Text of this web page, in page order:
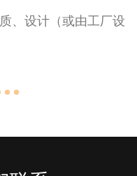
、设计（或由工厂设